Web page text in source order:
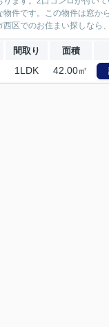
件です。この物件は窓か
区でのお住まい探しなら
間取り 面積
1LDK 42.00㎡